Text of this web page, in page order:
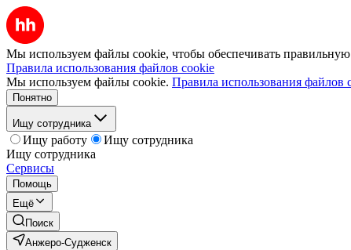
Мы используем файлы cookie, чтобы обеспечивать правильную
Правила использования файлов cookie
Мы используем файлы cookie. Правила использования файлов
Понятно
Ищу сотрудника
Ищу работу
Ищу сотрудника
Ищу сотрудника
Сервисы
Помощь
Ещё
Поиск
Анжеро-Судженск